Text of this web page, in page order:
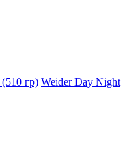
гр) Weider Day Night